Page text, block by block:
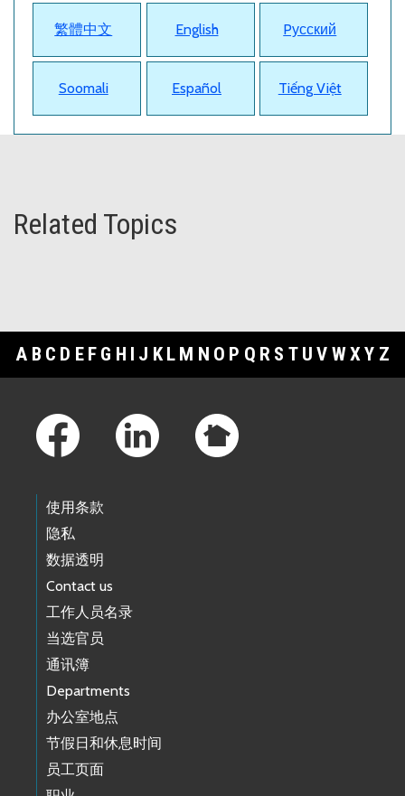
繁體中文 English Pусский
Soomali Español Tiếng Việt
Related Topics
A B C D E F G H I J K L M N O P Q R S T U V WXY Z
使用条款
隐私
数据透明
Contact us
工作人员名录
当选官员
通讯簿
Departments
办公室地点
节假日和休息时间
员工页面